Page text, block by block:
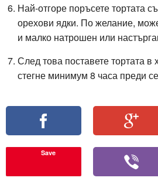
Най-отгоре поръсете тортата
орехови ядки. По желание,
и малко натрошен или
След това поставете тортата в
стегне минимум 8 часа преди
Save